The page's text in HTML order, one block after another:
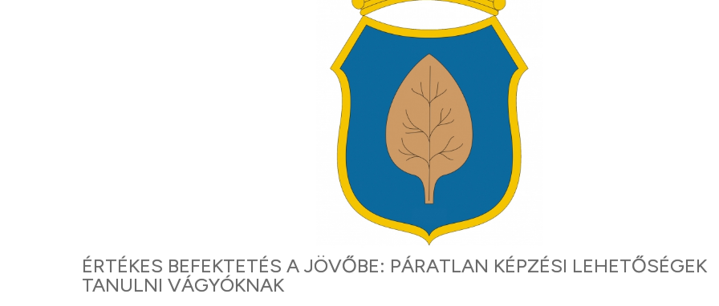
ÉRTÉKES BEFEKTETÉS A JÖVŐBE: PÁRATLAN KÉPZÉSI LEHETŐSÉGEK
TANULNI VÁGYÓKNAK